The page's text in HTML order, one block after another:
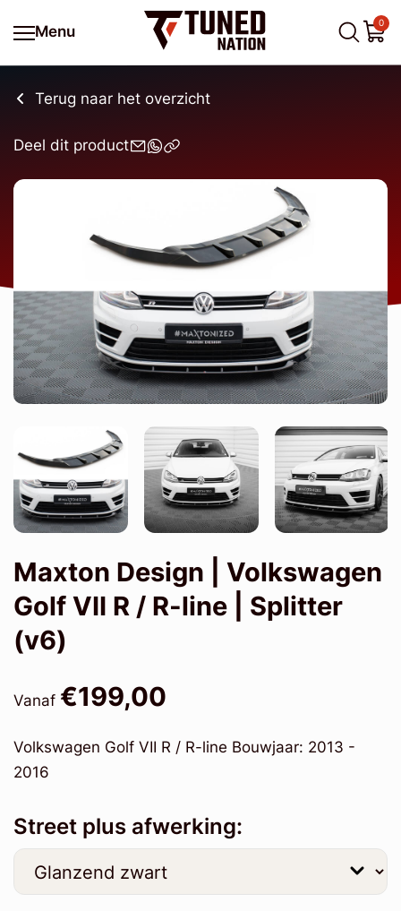
Menu
0
Terug naar het overzicht
Deel dit product
Maxton Design | Volkswagen
Golf VII R / R-line | Splitter
(v6)
Vanaf €199,00
Volkswagen Golf VII R / R-line Bouwjaar: 2013 -
2016
Street plus afwerking: